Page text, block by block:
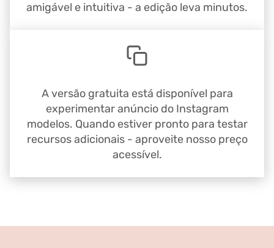
amigável e intuitiva - a edição leva minutos.
A versão gratuita está disponível para
experimentar anúncio do Instagram
modelos. Quando estiver pronto para testar
recursos adicionais - aproveite nosso preço
acessível.